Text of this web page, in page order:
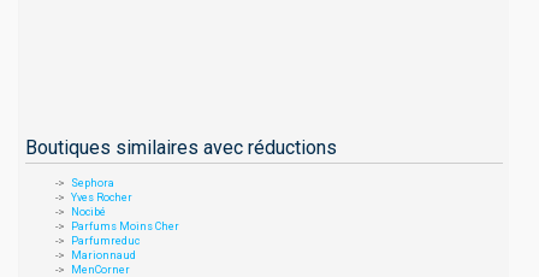
Boutiques similaires avec réductions
Sephora
Yves Rocher
Nocibé
Parfums Moins Cher
Parfumreduc
Marionnaud
MenCorner